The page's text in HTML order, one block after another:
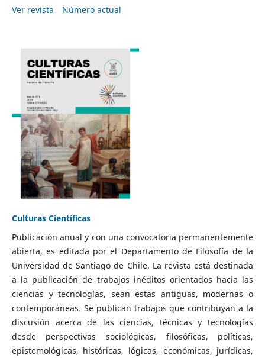
Ver revista
Número actual
Culturas Científicas
Publicación anual y con una convocatoria permanentemente
abierta, es editada por el Departamento de Filosofía de la
Universidad de Santiago de Chile. La revista está destinada
a la publicación de trabajos inéditos orientados hacia las
ciencias y tecnologías, sean estas antiguas, modernas o
contemporáneas. Se publican trabajos que contribuyan a la
discusión acerca de las ciencias, técnicas y tecnologías
desde perspectivas sociológicas, filosóficas, políticas,
epistemológicas, históricas, lógicas, económicas, jurídicas,